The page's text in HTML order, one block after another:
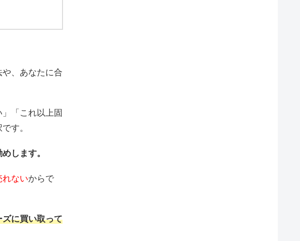
、あなたに合
「これ以上固
す。
します。
れないからで
に買い取って